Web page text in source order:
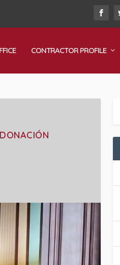
CONTRACTOR PROFILE